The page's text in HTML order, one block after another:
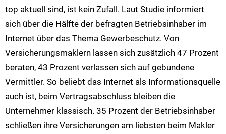
top aktuell sind, ist kein Zufall. Laut Studie informiert
sich über die Hälfte der befragten Betriebsinhaber im
Internet über das Thema Gewerbeschutz. Von
Versicherungsmaklern lassen sich zusätzlich 47 Prozent
beraten, 43 Prozent verlassen sich auf gebundene
Vermittler. So beliebt das Internet als Informationsquelle
auch ist, beim Vertragsabschluss bleiben die
Unternehmer klassisch. 35 Prozent der Betriebsinhaber
schließen ihre Versicherungen am liebsten beim Makler